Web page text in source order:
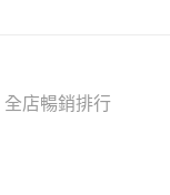
全店暢銷排行